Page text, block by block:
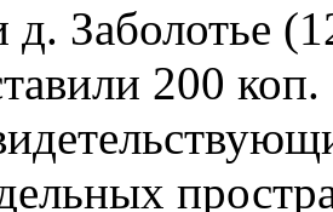
Заболотье
200